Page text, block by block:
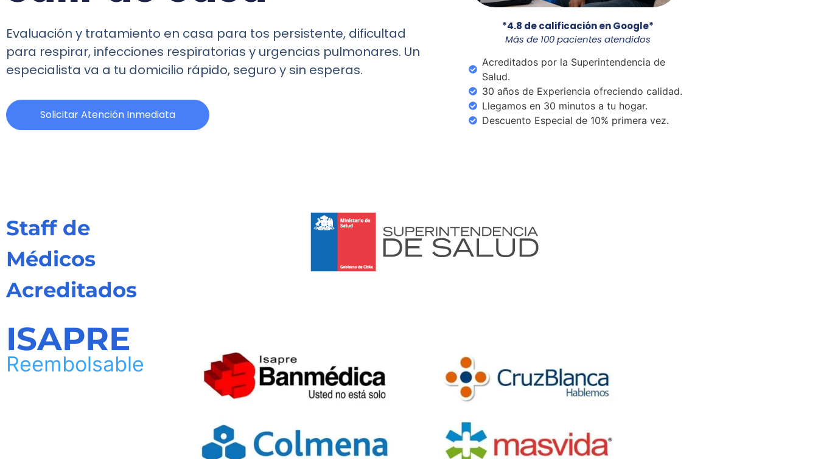
Evaluación y tratamiento en casa para tos persistente, dificultad
para respirar, infecciones respiratorias y urgencias pulmonares. Un
especialista va a tu domicilio rápido, seguro y sin esperas.
Solicitar Atención Inmediata
*4.8 de calificación en Google*
Más de 100 pacientes atendidos
Acreditados por la Superintendencia de
Salud.
30 años de Experiencia ofreciendo calidad.
Llegamos en 30 minutos a tu hogar.
Descuento Especial de 10% primera vez.
Staff de
Médicos
Acreditados
ISAPRE
Reembolsable